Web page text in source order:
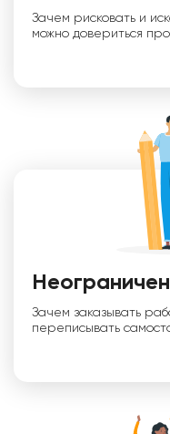
Зачем рисковать и
можно довериться
Зачем заказывать
переписывать